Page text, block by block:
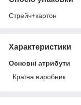
Стрейч+картон
Характеристики
Основні атрибути
Країна виробник